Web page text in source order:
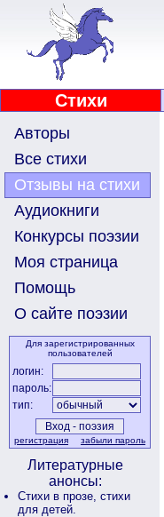
Стихи
Авторы
Все стихи
Отзывы на стихи
Аудиокниги
Конкурсы поэзии
Моя страница
Помощь
О сайте поэзии
Для зарегистрированных
пользователей
логин:
пароль:
тип:
регистрация забыли пароль
Литературные
анонсы:
Стихи в прозе, стихи
для детей.